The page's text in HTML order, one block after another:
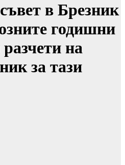
в Брезник
годишни
на
за тази